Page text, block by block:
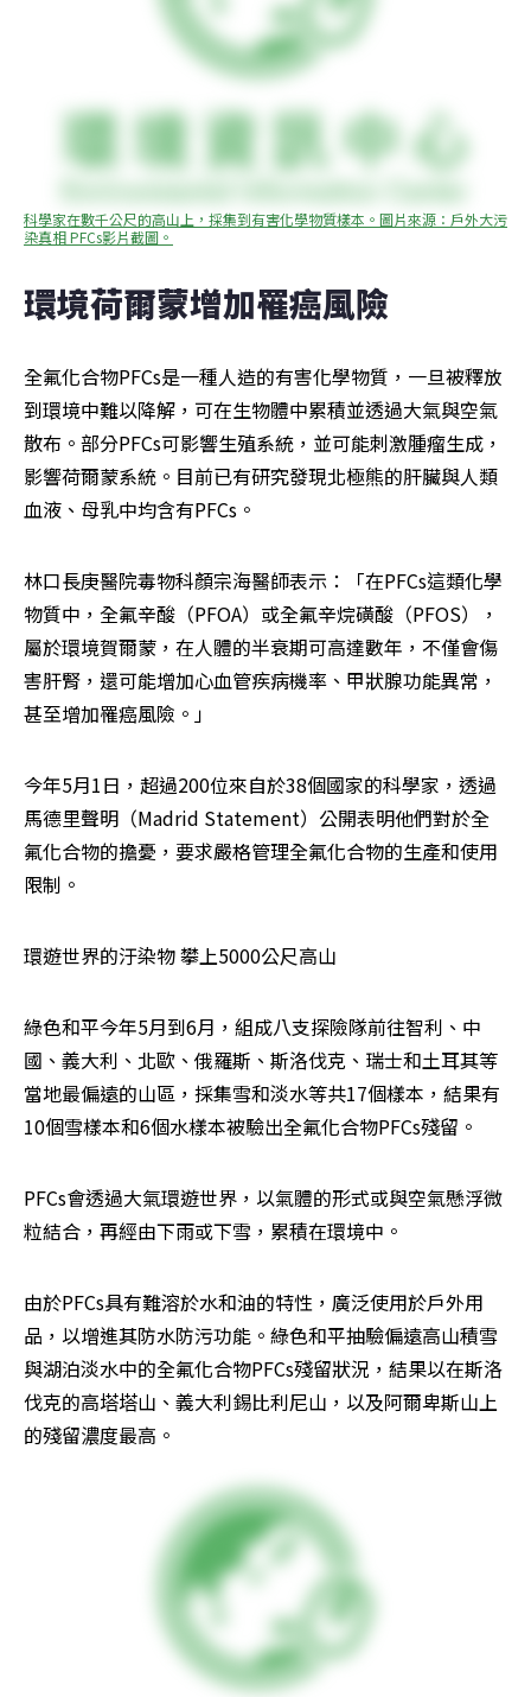
科學家在數千公尺的高山上，採集到有害化學物質樣本。圖片來源：戶外大污
染真相 PFCs影片截圖。
環境荷爾蒙增加罹癌風險
全氟化合物PFCs是一種人造的有害化學物質，一旦被釋放
到環境中難以降解，可在生物體中累積並透過大氣與空氣
散布。部分PFCs可影響生殖系統，並可能刺激腫瘤生成，
影響荷爾蒙系統。目前已有研究發現北極熊的肝臟與人類
血液、母乳中均含有PFCs。
林口長庚醫院毒物科顏宗海醫師表示：「在PFCs這類化學
物質中，全氟辛酸（PFOA）或全氟辛烷磺酸（PFOS），
屬於環境賀爾蒙，在人體的半衰期可高達數年，不僅會傷
害肝腎，還可能增加心血管疾病機率、甲狀腺功能異常，
甚至增加罹癌風險。」
今年5月1日，超過200位來自於38個國家的科學家，透過
馬德里聲明（Madrid Statement）公開表明他們對於全
氟化合物的擔憂，要求嚴格管理全氟化合物的生產和使用
限制。
環遊世界的汙染物 攀上5000公尺高山
綠色和平今年5月到6月，組成八支探險隊前往智利、中
國、義大利、北歐、俄羅斯、斯洛伐克、瑞士和土耳其等
當地最偏遠的山區，採集雪和淡水等共17個樣本，結果有
10個雪樣本和6個水樣本被驗出全氟化合物PFCs殘留。
PFCs會透過大氣環遊世界，以氣體的形式或與空氣懸浮微
粒結合，再經由下雨或下雪，累積在環境中。
由於PFCs具有難溶於水和油的特性，廣泛使用於戶外用
品，以增進其防水防污功能。綠色和平抽驗偏遠高山積雪
與湖泊淡水中的全氟化合物PFCs殘留狀況，結果以在斯洛
伐克的高塔塔山、義大利錫比利尼山，以及阿爾卑斯山上
的殘留濃度最高。